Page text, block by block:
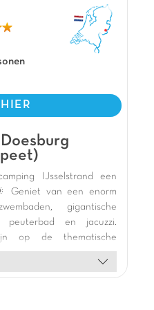
je uren vermaken bij
of op het
minder? Dan zijn
het binnenzwembad
omgeving vind je het
Sallandse Heuvelrug
je in het historisch
inbegrepen
Gelderland
IJsselstrand een
Geniet van een enorm
gigantische
peuterbad en jacuzzi.
op de thematische
Vikingschip) en de
bij elk weer. 🎢